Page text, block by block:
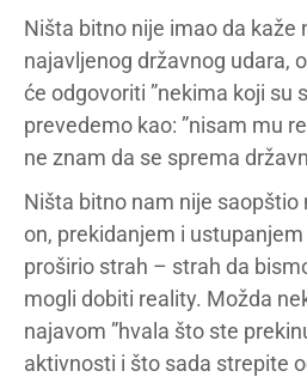
Ništa bitno nije imao da kaže
najavljenog državnog udara,
će odgovoriti ”nekima koji su
prevedemo kao: ”nisam mu
ne znam da se sprema
Ništa bitno nam nije saopštio
on, prekidanjem i
proširio strah – strah da
mogli dobiti reality. Možda
najavom ”hvala što ste
aktivnosti i što sada strepite